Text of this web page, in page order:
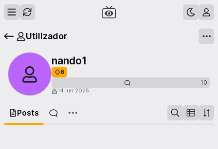
Utilizador
nando1
6
10
14 jun 2025
Posts